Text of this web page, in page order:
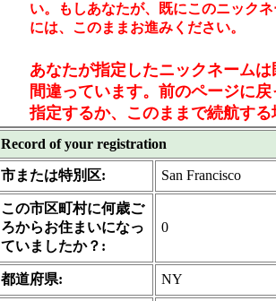
い。もしあなたが、既にこのニック
には、このままお進みください。
あなたが指定したニックネーム
間違っています。前のページに
指定するか、このままで続航す
Record of your registration
市または特別区: San Francisco
この市区町村に何歳ご
ろからお住まいになっ
ていましたか？:
0
都道府県: NY